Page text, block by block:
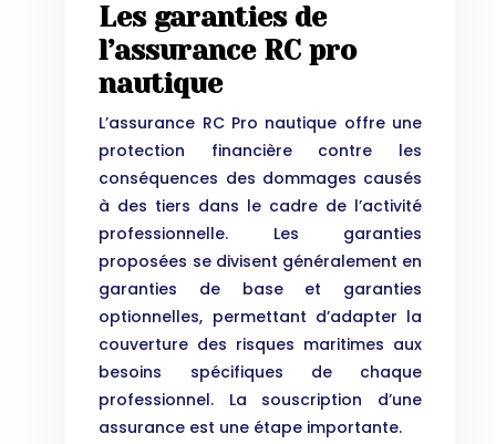
Les garanties de
l’assurance RC pro
nautique
L’assurance RC Pro nautique offre une
protection financière contre les
conséquences des dommages causés
à des tiers dans le cadre de l’activité
professionnelle. Les garanties
proposées se divisent généralement en
garanties de base et garanties
optionnelles, permettant d’adapter la
couverture des risques maritimes aux
besoins spécifiques de chaque
professionnel. La souscription d’une
assurance est une étape importante.